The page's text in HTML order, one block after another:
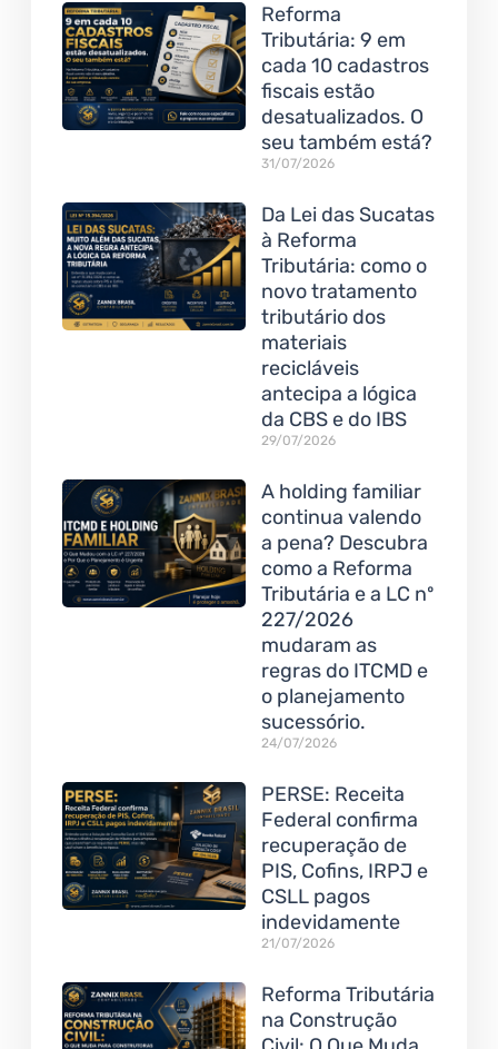
Reforma
Tributária: 9 em
cada 10 cadastros
fiscais estão
desatualizados. O
seu também está?
31/07/2026
Da Lei das Sucatas
à Reforma
Tributária: como o
novo tratamento
tributário dos
materiais
recicláveis
antecipa a lógica
da CBS e do IBS
29/07/2026
A holding familiar
continua valendo
a pena? Descubra
como a Reforma
Tributária e a LC nº
227/2026
mudaram as
regras do ITCMD e
o planejamento
sucessório.
24/07/2026
PERSE: Receita
Federal confirma
recuperação de
PIS, Cofins, IRPJ e
CSLL pagos
indevidamente
21/07/2026
Reforma Tributária
na Construção